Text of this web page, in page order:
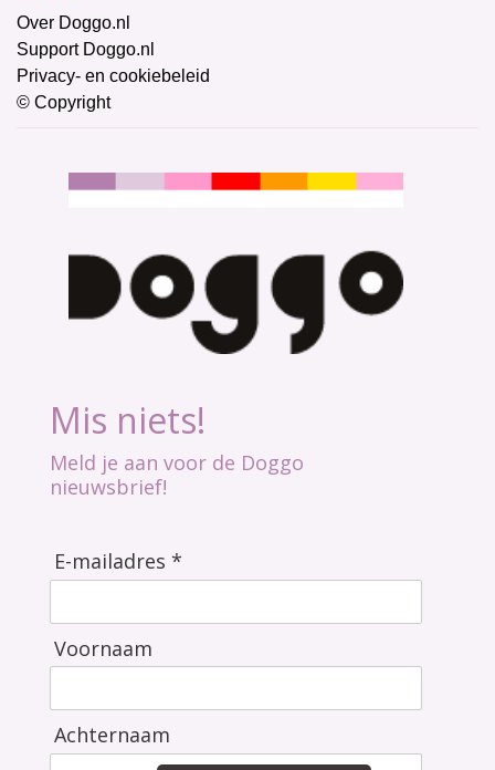
Over Doggo.nl
Support Doggo.nl
Privacy- en cookiebeleid
© Copyright
Mis niets!
Meld je aan voor de Doggo
nieuwsbrief!
E-mailadres *
Voornaam
Achternaam